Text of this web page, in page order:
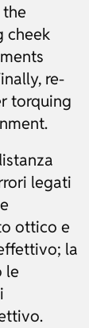
cheek
re-
torquing
legati
ottico e
la
le